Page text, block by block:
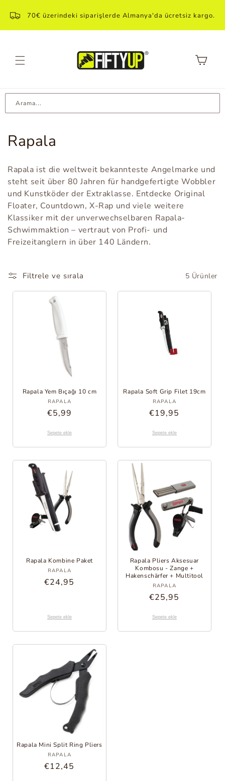
içeriğe
geçin70€ üzerindeki siparişlerde Almanya'da ücretsiz kargo.
Sepet
Arama...
K
t
e
g
o
i
Rapala
Rapala ist die weltweit bekannteste Angelmarke und
steht seit über 80 Jahren für handgefertigte Wobbler
und Kunstköder der Extraklasse. Entdecke Original
Floater, Countdown, X-Rap und viele weitere
Klassiker mit der unverwechselbaren Rapala-
Schwimmaktion – vertraut von Profi- und
Freizeitanglern in über 140 Ländern.
Filtrele ve sırala 5 Ürünler
Rapala Yem Bıçağı 10 cm
Sağlayıcı:
RAPALA
Normal
€5,99
Sepete ekle
Rapala Soft Grip Filet 19cm
Sağlayıcı:
RAPALA
Normal
€19,95
Sepete ekle
Rapala Kombine Paket
Sağlayıcı:
RAPALA
Normal
€24,95
Sepete ekle
Rapala Pliers Aksesuar
Kombosu - Zange +
Hakenschärfer + Multitool
Sağlayıcı:
RAPALA
Normal
€25,95
Sepete ekle
Rapala Mini Split Ring Pliers
Sağlayıcı:
RAPALA
Normal
€12,45